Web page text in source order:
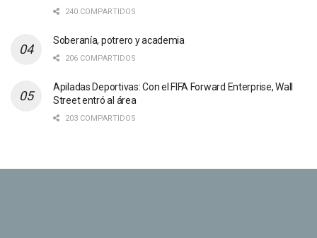
240 COMPARTIDOS
Soberanía, potrero y academia
206 COMPARTIDOS
Apiladas Deportivas: Con el FIFA Forward Enterprise, Wall
Street entró al área
203 COMPARTIDOS